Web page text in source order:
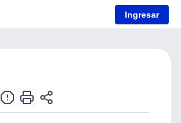
Ingresar